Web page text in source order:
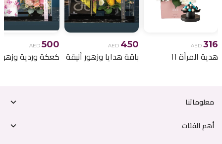
AED 316
هدية المرأة 11
AED 450
باقة هدايا وزهور أنيقة
AED 500
معلوماتنا
أهم الفئات